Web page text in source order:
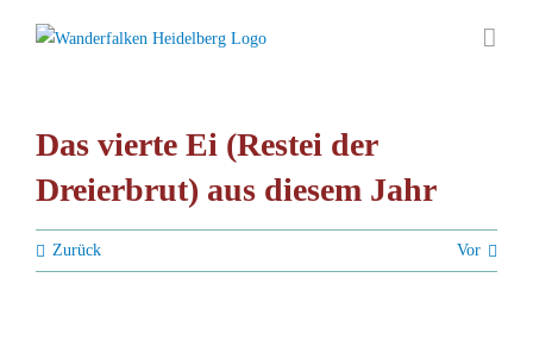
Inhalt
Das vierte Ei (Restei der
Dreierbrut) aus diesem Jahr
Zurück Vor